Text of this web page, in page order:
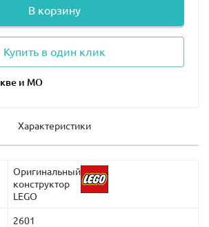
В корзину
Купить в один клик
Характеристики
Оригинальный
конструктор
LEGO
2601